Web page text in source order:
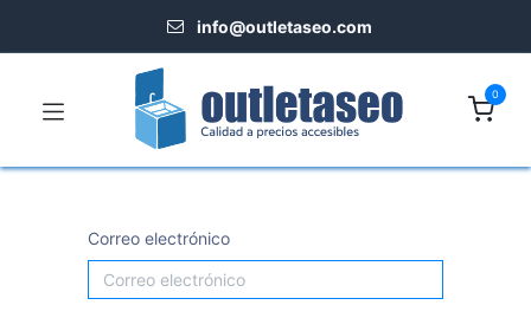
info@outletaseo.​com
0
Correo electrónico